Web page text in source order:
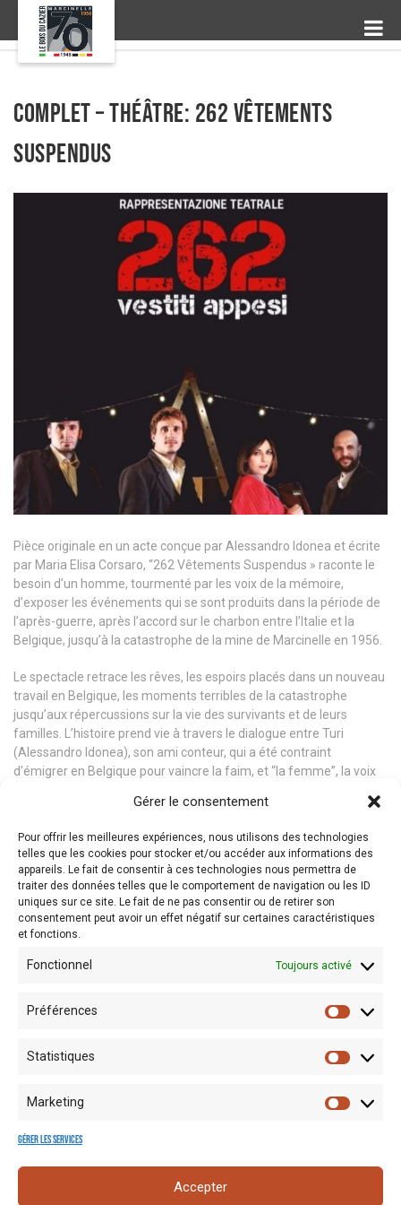
Gérer le consentement
Pour offrir les meilleures expériences, nous utilisons des technologies
telles que les cookies pour stocker et/ou accéder aux informations des
appareils. Le fait de consentir à ces technologies nous permettra de
traiter des données telles que le comportement de navigation ou les ID
uniques sur ce site. Le fait de ne pas consentir ou de retirer son
consentement peut avoir un effet négatif sur certaines caractéristiques
et fonctions.
Fonctionnel Toujours activé
Préférences
Statistiques
Marketing
Gérer les services
Accepter
COMPLET – Théâtre: 262 vêtements
suspendus
Pièce originale en un acte conçue par Alessandro Idonea et écrite
par Maria Elisa Corsaro, “262 Vêtements Suspendus » raconte le
besoin d’un homme, tourmenté par les voix de la mémoire,
d’exposer les événements qui se sont produits dans la période de
l’après-guerre, après l’accord sur le charbon entre l’Italie et la
Belgique, jusqu’à la catastrophe de la mine de Marcinelle en 1956.
Le spectacle retrace les rêves, les espoirs placés dans un nouveau
travail en Belgique, les moments terribles de la catastrophe
jusqu’aux répercussions sur la vie des survivants et de leurs
familles. L’histoire prend vie à travers le dialogue entre Turi
(Alessandro Idonea), son ami conteur, qui a été contraint
d’émigrer en Belgique pour vaincre la faim, et “la femme”, la voix
attendre l’argent dont elles avaient besoin pour faire le “voyage de
Pièce interprétée en italien sous-titrée en français via une vidéo.
Jeudi 10 octobreà 18h30. Prix: 5€. Réservations (obligatoires) –
COMPLET